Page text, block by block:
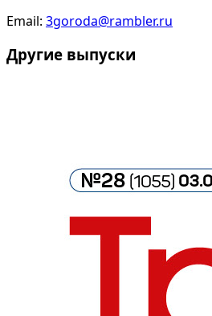
Email: 3goroda@rambler.ru
Другие выпуски